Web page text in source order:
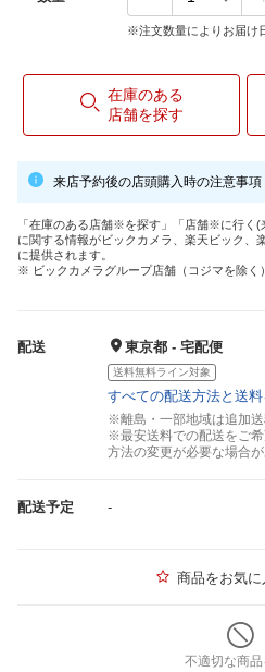
※注文数量によりお届け
在庫のある
店舗を探す
来店予約後の店頭購入時の注意事項
「在庫のある店舗※を探す」「店舗※に行く(
に関する情報がビックカメラ、楽天ビック、
に提供されます。
※ ビックカメラグループ店舗（コジマを除く）
配送 東京都 - 宅配便
送料無料ライン対象
すべての配送方法と送
※離島・一部地域は追加送
※最安送料での配送をご
方法の変更が必要な場合が
配送予定 -
商品をお気
不適切な商